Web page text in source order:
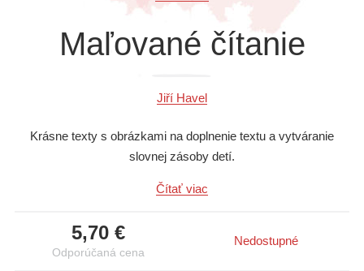
Maľované čítanie
Jiří Havel
Krásne texty s obrázkami na doplnenie textu a vytváranie
slovnej zásoby detí.
Čítať viac
5,70 €
Odporúčaná cena
Nedostupné